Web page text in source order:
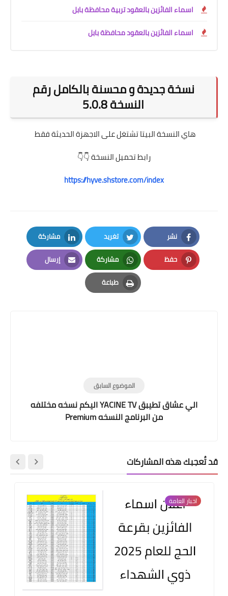
اسماء الفائزين بالعقود تربية محافظة بابل
اسماء الفائزين بالعقود محافظة بابل
نسخة جديدة و محسنة بالكامل رقم
النسخة 5.0.8
هاي النسخة البيتا تشتغل على الاجهزة الحديثة فقط
رابط تحميل النسخة 👇👇
https://hyve.shstore.com/index
نشر
Facebook
تغريد
Twitter
مشاركة
LinkedIn
حفظ
Pinterest
مشاركة
Whatsapp
إرسال
Email
طباعة
Print
الموضوع السابق
الي عشاق تطيبق YACINE TV اليكم نسخه مختلفه
من البرنامج النسخه Premium
قد تُعجبك هذه المشاركات
اخبار العامة